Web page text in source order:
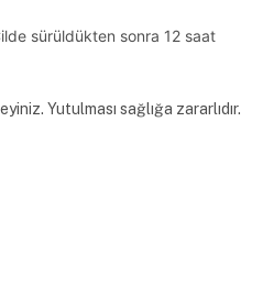
sürüldükten sonra 12 saat
Yutulması sağlığa zararlıdır.